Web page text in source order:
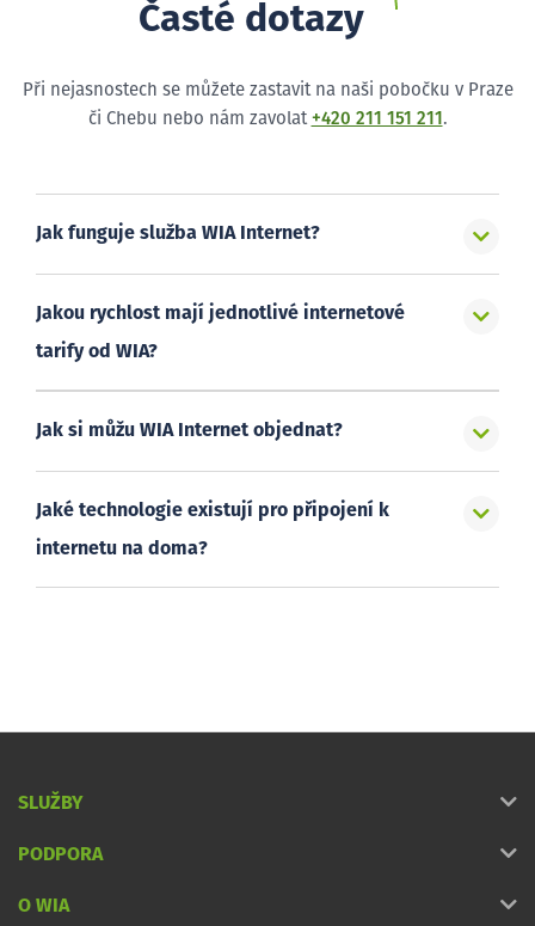
Časté dotazy
Při nejasnostech se můžete zastavit na naši pobočku v Praze
či Chebu nebo nám zavolat +420 211 151 211 .
Jak funguje služba WIA Internet?
Jakou rychlost mají jednotlivé internetové
tarify od WIA?
Jak si můžu WIA Internet objednat?
Jaké technologie existují pro připojení k
internetu na doma?
SLUŽBY
PODPORA
O WIA